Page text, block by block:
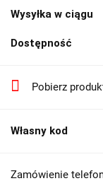
Wysyłka w ciągu
Dostępność
Pobierz
Własny kod
Zamówienie